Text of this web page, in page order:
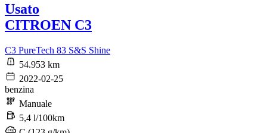
Usato
CITROEN C3
C3 PureTech 83 S&S Shine
54.953 km
2022-02-25
benzina
Manuale
5,4 l/100km